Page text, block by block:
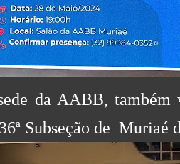
da AABB, também
Subseção de Muriaé